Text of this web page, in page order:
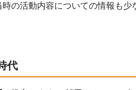
の活動内容についての情報も少
代